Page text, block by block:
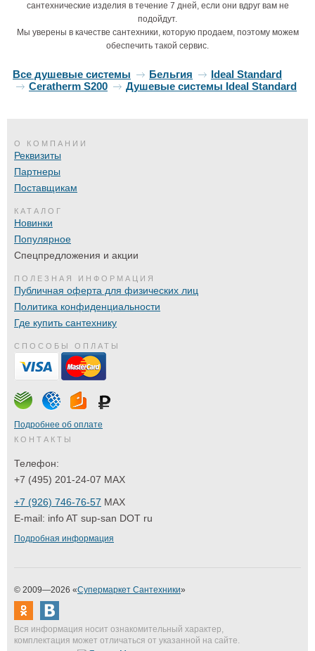
сантехнические изделия в течение 7 дней, если они вдруг вам не
подойдут.
Мы уверены в качестве сантехники, которую продаем, поэтому можем
обеспечить такой сервис.
Все душевые системы Бельгия
Ideal Standard
Ceratherm S200
Душевые системы Ideal Standard
О КОМПАНИИ
Реквизиты
Партнеры
Поставщикам
КАТАЛОГ
Новинки
Популярное
Спецпредложения и акции
ПОЛЕЗНАЯ ИНФОРМАЦИЯ
Публичная оферта для физических лиц
Политика конфиденциальности
Где купить сантехнику
СПОСОБЫ ОПЛАТЫ
Подробнее об оплате
КОНТАКТЫ
Телефон:
+7 (495) 201-24-07 MAX
+7 (926) 746-76-57 MAX
E-mail: info AT sup-san DOT ru
Подробная информация
© 2009—2026 «Супермаркет Сантехники»
Вся информация носит ознакомительный характер,
комплектация может отличаться от указанной на сайте.